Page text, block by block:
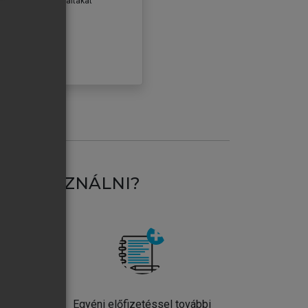
HASZNÁLNI?
Egyéni előfizetéssel további